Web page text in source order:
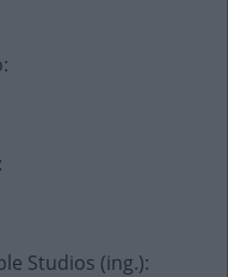
:
:
Studios (ing.):